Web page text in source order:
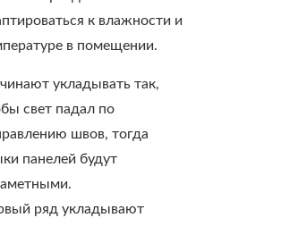
к влажности и
в помещении.
укладывать так,
свет падал по
швов, тогда
панелей будут
ряд укладывают